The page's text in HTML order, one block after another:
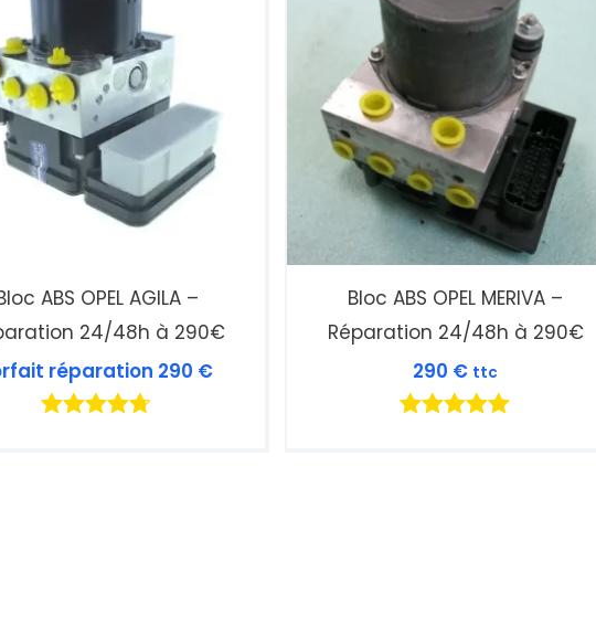
ABS OPEL AGILA –
24/48h à 290€
réparation 290 €
Bloc ABS OPEL MERIVA –
Réparation 24/48h à 290€
290 € ttc